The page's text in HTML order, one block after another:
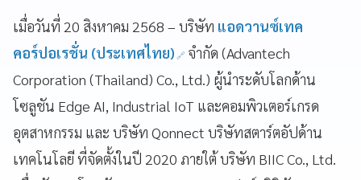
เมื่อวันที่ 20 สิงหาคม 2568 – บริษัท แอดวานซ์เทค
คอร์ปอเรชั่น (ประเทศไทย) จำกัด (Advantech
Corporation (Thailand) Co., Ltd.) ผู้นำระดับโลกด้าน
โซลูชัน Edge AI, Industrial IoT และคอมพิวเตอร์เกรด
อุตสาหกรรม และ บริษัท Qonnect บริษัทสตาร์ตอัปด้าน
เทคโนโลยี ที่จัดตั้งในปี 2020 ภายใต้ บริษัท BIIC Co., Ltd.